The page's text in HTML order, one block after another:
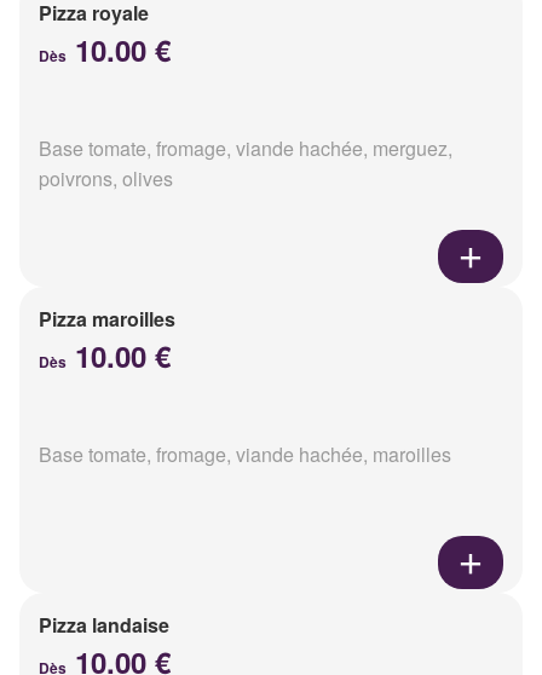
Pizza royale
Dès 10.00 €
Base tomate, fromage, viande hachée, merguez,
poivrons, olives
Pizza maroilles
Dès 10.00 €
Base tomate, fromage, viande hachée, maroilles
Pizza landaise
Dès 10.00 €